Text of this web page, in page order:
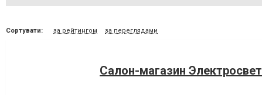
Сортувати: за рейтингом за переглядами
Салон-магазин Электросвет